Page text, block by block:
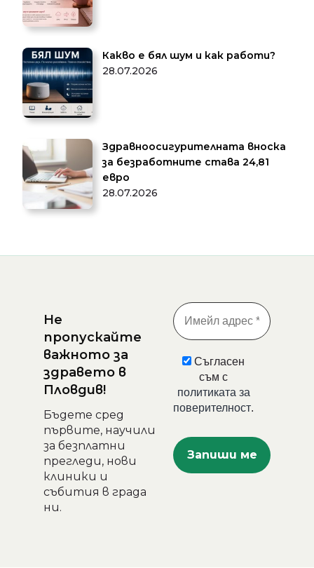
Какво е бял шум и как работи?
28.07.2026
Здравноосигурителната вноска
за безработните става 24,81
евро
28.07.2026
Не
пропускайте
важното за
здравето в
Пловдив!
Бъдете сред
първите, научили
за безплатни
прегледи, нови
клиники и
събития в града
ни.
Съгласен
съм с
политиката за
поверителност.